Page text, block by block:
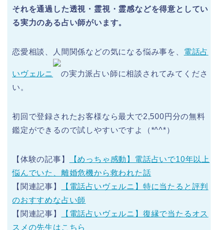
それを通過した透視・霊視・霊感などを得意としてい
る実力のある占い師がいます。
恋愛相談、人間関係などの気になる悩み事を、 電話占
いヴェルニ
の実力派占い師に相談されてみてくださ
い。
初回で登録されたお客様なら最大で2,500円分の無料
鑑定ができるので試しやすいですよ（*^^*）
【 体験の記事 】
【めっちゃ感動】電話占いで10年以上
悩んでいた、離婚危機から救われた話
【 関連記事 】
【電話占いヴェルニ】特に当たると評判
のおすすめな占い師
【 関連記事 】
【電話占いヴェルニ】復縁で当たるオス
スメの先生はこちら